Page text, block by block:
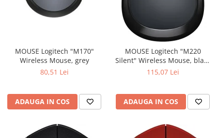
MOUSE Logitech "M170"
Wireless Mouse, grey
80,51 Lei
ADAUGA IN COS
MOUSE Logitech "M220
Silent" Wireless Mouse, black
"910-004878" (include timbru115,07 Lei
ADAUGA IN COS